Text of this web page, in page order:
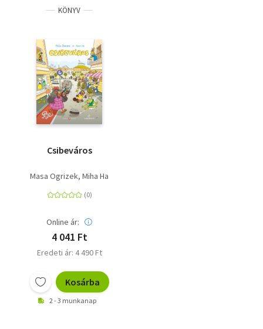
Tankönyv, segédkönyv
Társadalomtudomány
Természettudomány
Történelem
Vallás
KÖNYV
Csibeváros
Masa Ogrizek Miha Ha
Online ár:
4 041 Ft
Eredeti ár: 4 490 Ft
Kosárba
2 - 3 munkanap